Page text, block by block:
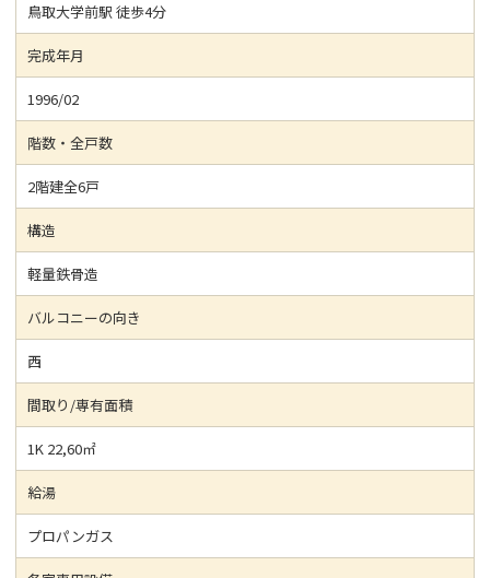
鳥取大学前駅 徒歩4分
完成年月
1996/02
階数・全戸数
2階建全6戸
構造
軽量鉄骨造
バルコニーの向き
西
間取り/専有面積
1K 22,60㎡
給湯
プロパンガス